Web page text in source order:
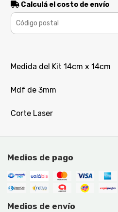
Calculá el costo de envío
Medida del Kit 14cm x 14cm
Mdf de 3mm
Corte Laser
Medios de pago
Medios de envío